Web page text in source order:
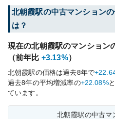
北朝霞駅の中古マンション
は？
現在の北朝霞駅のマンション
（前年比 +3.13%）
北朝霞駅の価格は過去8年で
過去8年の平均増減率の+22.08%
ています。
北朝霞駅の中古マ